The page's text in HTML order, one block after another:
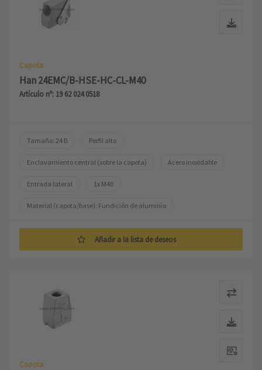
Capota
Han 24EMC/B-HSE-HC-CL-M40
Artículo nº: 19 62 024 0518
Tamaño: 24 B Perfil alto
Enclavamiento central (sobre la capota) Acero inoxidable
Entrada lateral 1x M40
Material (capota/base): Fundición de aluminio
No revestido
Añadir a la lista de deseos
Capota